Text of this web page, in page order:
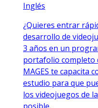
Inglés
¿Quieres entrar
desarrollo de
3 años en un
portafolio completo
MAGES te capacita
estudio para que
los videojuegos de